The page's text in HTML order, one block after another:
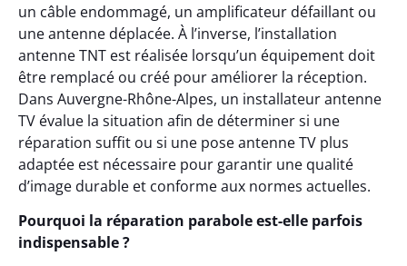
un câble endommagé, un amplificateur défaillant ou
une antenne déplacée. À l’inverse, l’installation
antenne TNT est réalisée lorsqu’un équipement doit
être remplacé ou créé pour améliorer la réception.
Dans Auvergne-Rhône-Alpes, un installateur antenne
TV évalue la situation afin de déterminer si une
réparation suffit ou si une pose antenne TV plus
adaptée est nécessaire pour garantir une qualité
d’image durable et conforme aux normes actuelles.
Pourquoi la réparation parabole est-elle parfois
indispensable ?